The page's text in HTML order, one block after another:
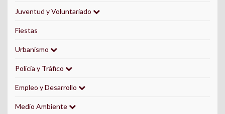
Juventud y Voluntariado
Fiestas
Urbanismo
Policía y Tráfico
Empleo y Desarrollo
Medio Ambiente